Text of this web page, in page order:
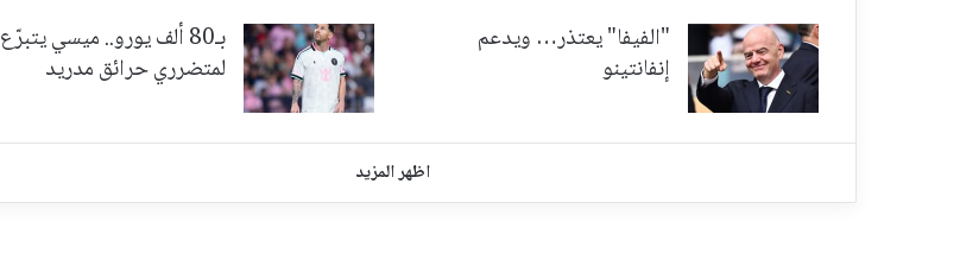
"الفيفا" يعتذر… ويدعم
إنفانتينو
بـ80 ألف يورو.. ميسي يتبرّع
لمتضرري حرائق مدريد
اظهر المزيد